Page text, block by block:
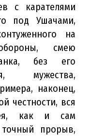
с карателями
под Ушачами,
на
смею
без его
мужества,
наконец,
честности, вся
как и сам
прорыв,